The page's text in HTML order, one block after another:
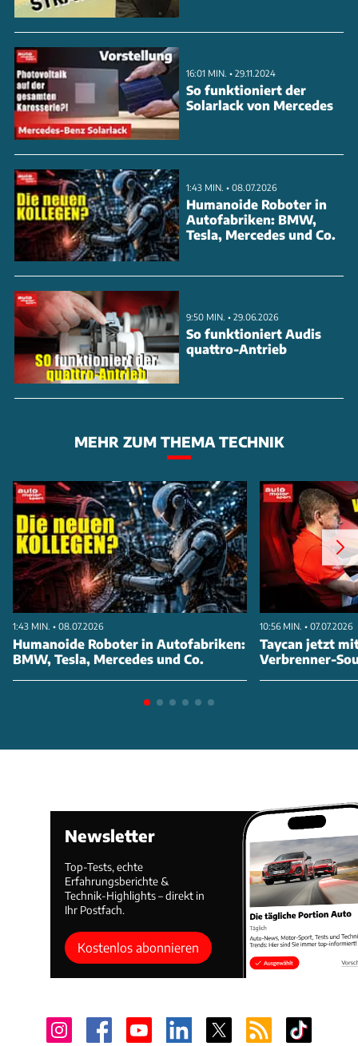
16:01 MIN. • 29.11.2024
So funktioniert der
Solarlack von Mercedes
1:43 MIN. • 08.07.2026
Humanoide Roboter in
Autofabriken: BMW,
Tesla, Mercedes und Co.
9:50 MIN. • 29.06.2026
So funktioniert Audis
quattro-Antrieb
MEHR ZUM THEMA TECHNIK
1:43 MIN. • 08.07.2026
Humanoide Roboter in Autofabriken:
BMW, Tesla, Mercedes und Co.
10:56 MIN. • 07.07.2026
Taycan jetzt
Verbrenner-
Newsletter
Top-Tests, echte
Erfahrungsberichte &
Technik-Highlights – direkt in
Ihr Postfach.
Kostenlos abonnieren